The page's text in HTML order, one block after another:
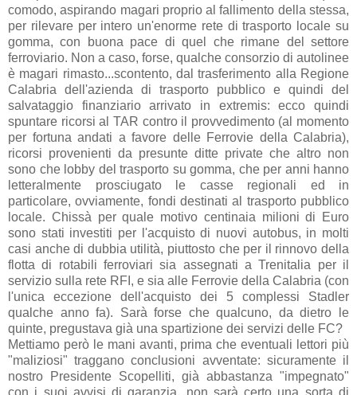
comodo, aspirando magari proprio al fallimento della stessa,
per rilevare per intero un'enorme rete di trasporto locale su
gomma, con buona pace di quel che rimane del settore
ferroviario. Non a caso, forse, qualche consorzio di autolinee
è magari rimasto...scontento, dal trasferimento alla Regione
Calabria dell'azienda di trasporto pubblico e quindi del
salvataggio finanziario arrivato in extremis: ecco quindi
spuntare ricorsi al TAR contro il provvedimento (al momento
per fortuna andati a favore delle Ferrovie della Calabria),
ricorsi provenienti da presunte ditte private che altro non
sono che lobby del trasporto su gomma, che per anni hanno
letteralmente prosciugato le casse regionali ed in
particolare, ovviamente, fondi destinati al trasporto pubblico
locale. Chissà per quale motivo centinaia milioni di Euro
sono stati investiti per l'acquisto di nuovi autobus, in molti
casi anche di dubbia utilità, piuttosto che per il rinnovo della
flotta di rotabili ferroviari sia assegnati a Trenitalia per il
servizio sulla rete RFI, e sia alle Ferrovie della Calabria (con
l'unica eccezione dell'acquisto dei 5 complessi Stadler
qualche anno fa). Sarà forse che qualcuno, da dietro le
quinte, pregustava già una spartizione dei servizi delle FC?
Mettiamo però le mani avanti, prima che eventuali lettori più
"maliziosi" traggano conclusioni avventate: sicuramente il
nostro Presidente Scopelliti, già abbastanza "impegnato"
con i suoi avvisi di garanzia, non sarà certo una sorta di